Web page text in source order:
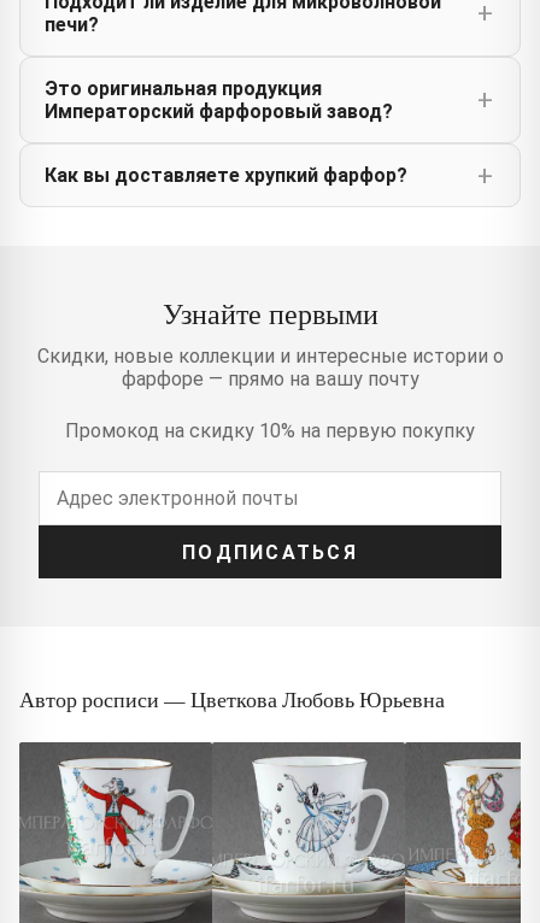
печи?
Это оригинальная продукция
Императорский фарфоровый завод?
Как вы доставляете хрупкий фарфор?
Узнайте первыми
Скидки, новые коллекции и интересные истории о
фарфоре — прямо на вашу почту
Промокод на скидку 10% на первую покупку
ПОДПИСАТЬСЯ
Автор росписи — Цветкова Любовь Юрьевна